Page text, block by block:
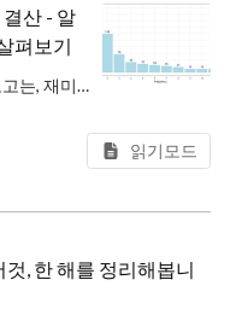
산 - 알
펴보기
브런치에서 우연히 아래 글을 보고는, 재미있을 것 같아서 비슷한 데이터를 구해서 2022년 IT 도서 (내맘대로) 결산을 해보기로 했다. 큰 목적이 있는 건 아니고, 요새 계속 SQL만 쓰다보니 R 문법 다 까먹을 지경이라-_-
읽기모드
, 한 해를 정리해봅니